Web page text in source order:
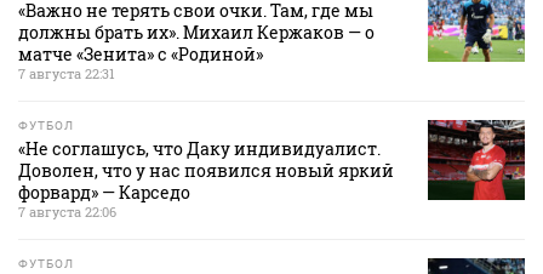
«Важно не терять свои очки. Там, где мы
должны брать их». Михаил Кержаков — о
матче «Зенита» с «Родиной»
7 августа 22:31
ФУТБОЛ
«Не соглашусь, что Даку индивидуалист.
Доволен, что у нас появился новый яркий
форвард» — Карседо
7 августа 22:06
ФУТБОЛ